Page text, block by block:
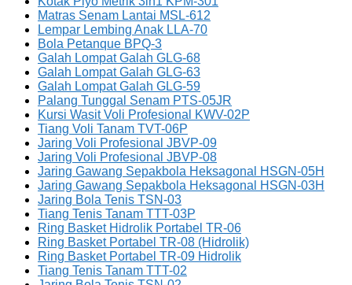
Matras Senam Lantai MSL-612
Lempar Lembing Anak LLA-70
Bola Petanque BPQ-3
Galah Lompat Galah GLG-68
Galah Lompat Galah GLG-63
Galah Lompat Galah GLG-59
Palang Tunggal Senam PTS-05JR
Kursi Wasit Voli Profesional KWV-02P
Tiang Voli Tanam TVT-06P
Jaring Voli Profesional JBVP-09
Jaring Voli Profesional JBVP-08
Jaring Gawang Sepakbola Heksagonal HSGN-05H
Jaring Gawang Sepakbola Heksagonal HSGN-03H
Jaring Bola Tenis TSN-03
Tiang Tenis Tanam TTT-03P
Ring Basket Hidrolik Portabel TR-06
Ring Basket Portabel TR-08 (Hidrolik)
Ring Basket Portabel TR-09 Hidrolik
Tiang Tenis Tanam TTT-02